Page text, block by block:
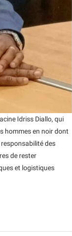
Idriss Diallo, qui
hommes en noir dont
des
de rester
et logistiques